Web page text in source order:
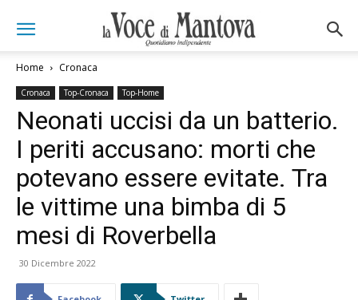
Home Cronaca
Cronaca Top-Cronaca Top-Home
Neonati uccisi da un batterio.
I periti accusano: morti che
potevano essere evitate. Tra
le vittime una bimba di 5
mesi di Roverbella
30 Dicembre 2022